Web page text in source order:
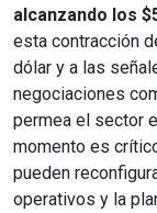
alcanzando los
esta contracción
dólar y a las
negociaciones
permea el sector
momento es
pueden
operativos y la